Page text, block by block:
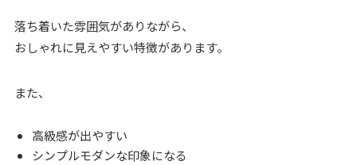
落ち着いた雰囲気がありながら、
おしゃれに見えやすい特徴があります。
また、
高級感が出やすい
シンプルモダンな印象になる